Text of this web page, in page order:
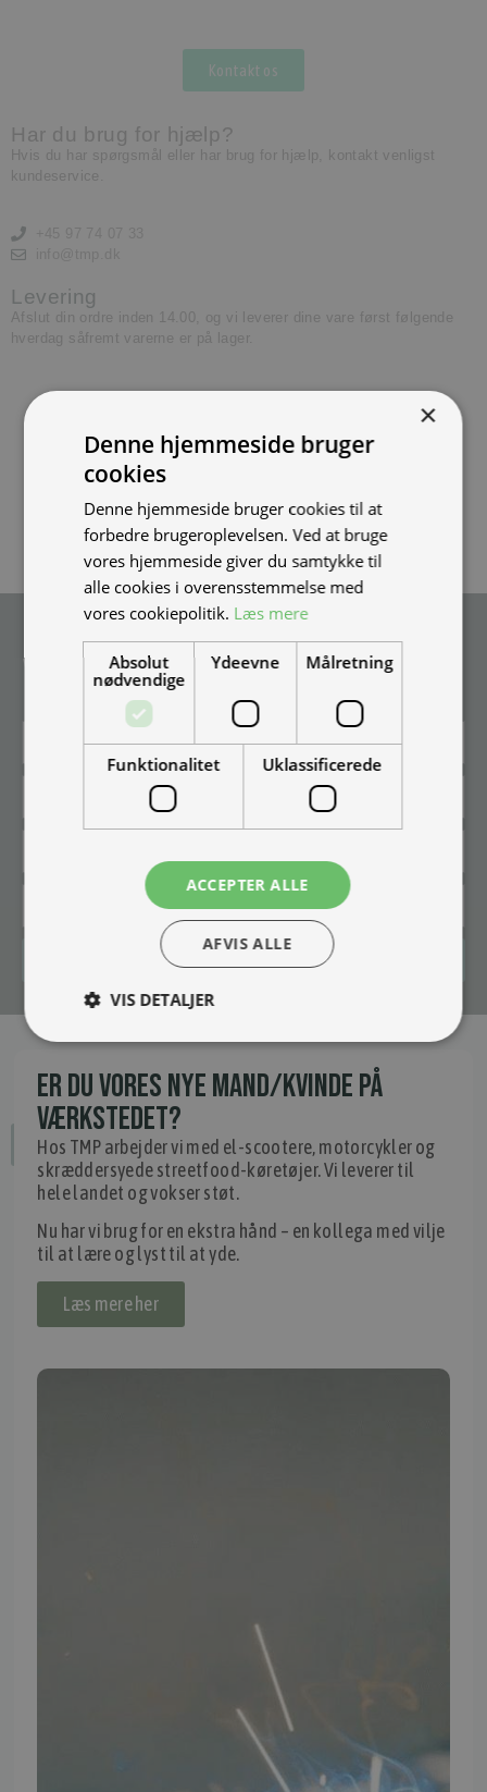
Kontakt os
Har du brug for hjælp?
Hvis du har spørgsmål eller har brug for hjælp, kontakt venligst
kundeservice.
Levering
Afslut din ordre inden 14.00, og vi leverer dine vare først følgende
hverdag såfremt varerne er på lager.
Tilmeld nyhedsmail
Vær blandt de første til at modtage info om nye produkter, tilbud,
events og udstillinger.
Fortryd dit køb
IMPORTØR
Alle mærker og modeller på tmp.dk importeres i Danmark af:
Thomas Møller Pedersen Aps.
Elmevej 18, Glyngøre 7870 Roslev
Ansøg om at blive forhandler
Energiberegner
TMP Historie
Cookie og Privatlivspolitik
Salgs- og leveringsbetingelser
Vores brands
×
Denne hjemmeside bruger
cookies
Denne hjemmeside bruger cookies til at
forbedre brugeroplevelsen. Ved at bruge
vores hjemmeside giver du samtykke til
alle cookies i overensstemmelse med
vores cookiepolitik. Læs mere
Absolut
nødvendige
Ydeevne Målretning
Funktionalitet Uklassificerede
ACCEPTER ALLE
AFVIS ALLE
VIS DETALJER
ER DU VORES NYE MAND/KVINDE PÅ
VÆRKSTEDET?
Hos TMP arbejder vi med el-scootere, motorcykler og
skræddersyede streetfood-køretøjer. Vi leverer til
hele landet og vokser støt.
Nu har vi brug for en ekstra hånd – en kollega med vilje
til at lære og lyst til at yde.
Læs mere her